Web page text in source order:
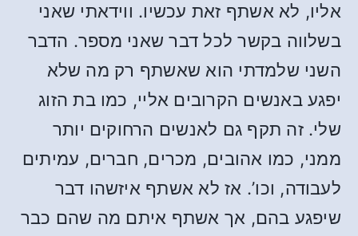
אליו, לא אשתף זאת עכשיו. ווידאתי שאני
בשלווה בקשר לכל דבר שאני מספר. הדבר
השני שלמדתי הוא שאשתף רק מה שלא
יפגע באנשים הקרובים אליי, כמו בת הזוג
שלי. זה תקף גם לאנשים הרחוקים יותר
ממני, כמו אהובים, מכרים, חברים, עמיתים
לעבודה, וכו’. אז לא אשתף איזשהו דבר
שיפגע בהם, אך אשתף איתם מה שהם כבר